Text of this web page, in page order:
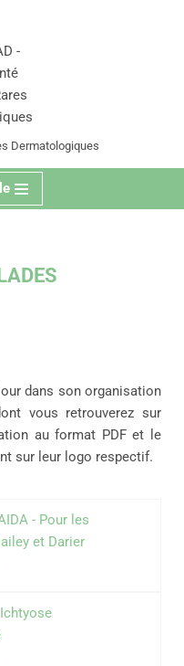
Dermatologiques
dans son organisation
vous retrouverez sur
au format PDF et le
sur leur logo respectif.